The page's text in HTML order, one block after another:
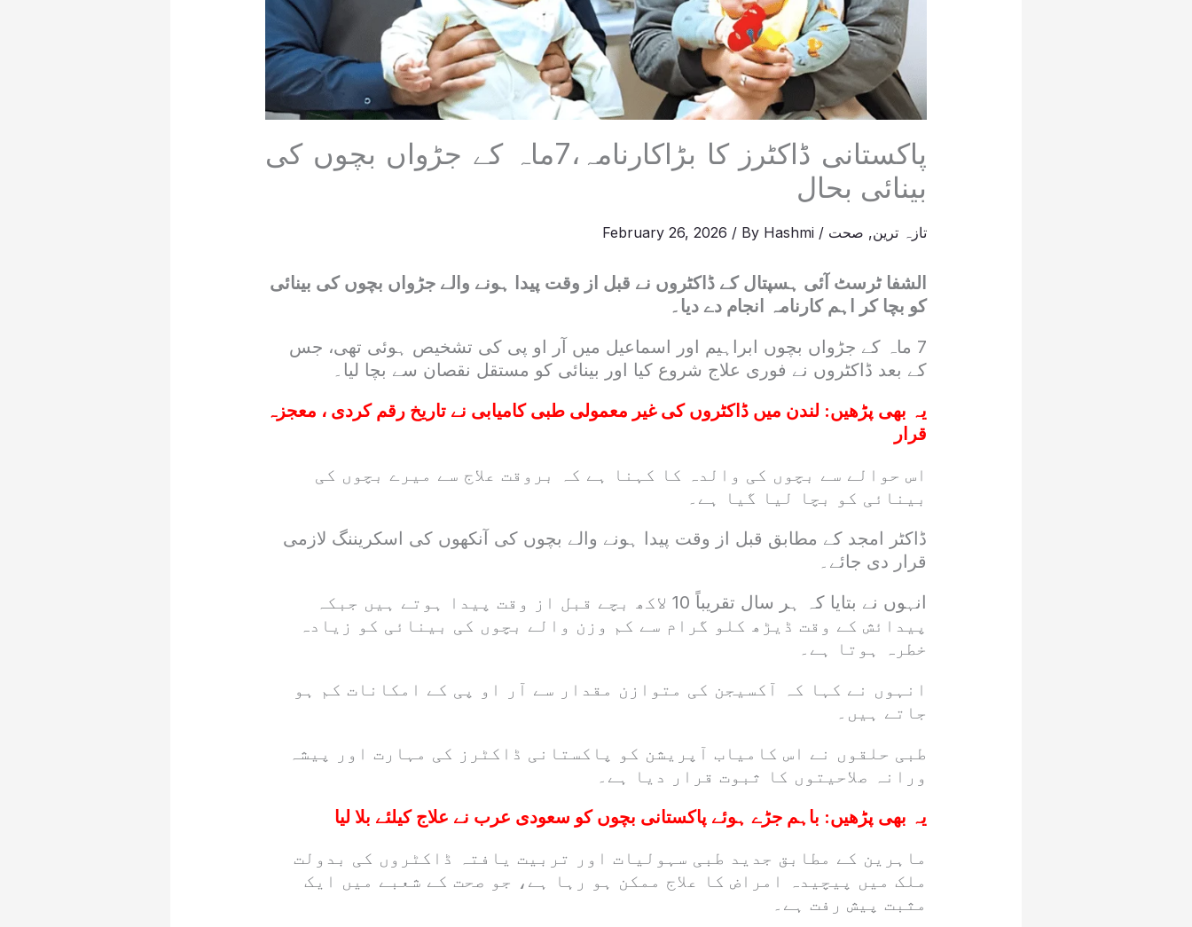
پاکستانی ڈاکٹرز کا بڑاکارنامہ،7ماہ کے جڑواں بچوں کی
بینائی بحال
تازہ ترین, صحت /
February 26, 2026 / By Hashmi
الشفا ٹرسٹ آئی ہسپتال کے ڈاکٹروں نے قبل از وقت پیدا ہونے والے جڑواں بچوں کی بینائی
کو بچا کر اہم کارنامہ انجام دے دیا۔
7 ماہ کے جڑواں بچوں ابراہیم اور اسماعیل میں آر او پی کی تشخیص ہوئی تھی، جس
کے بعد ڈاکٹروں نے فوری علاج شروع کیا اور بینائی کو مستقل نقصان سے بچا لیا۔
یہ بھی پڑھیں: لندن میں ڈاکٹروں کی غیر معمولی طبی کامیابی نے تاریخ رقم کردی ، معجزہ
قرار
اس حوالے سے بچوں کی والدہ کا کہنا ہے کہ بروقت علاج سے میرے بچوں کی
بینائی کو بچا لیا گیا ہے۔
ڈاکٹر امجد کے مطابق قبل از وقت پیدا ہونے والے بچوں کی آنکھوں کی اسکریننگ لازمی
قرار دی جائے۔
انہوں نے بتایا کہ ہر سال تقریباً 10 لاکھ بچے قبل از وقت پیدا ہوتے ہیں جبکہ
پیدائش کے وقت ڈیڑھ کلو گرام سے کم وزن والے بچوں کی بینائی کو زیادہ
خطرہ ہوتا ہے۔
انہوں نے کہا کہ آکسیجن کی متوازن مقدار سے آر او پی کے امکانات کم ہو
جاتے ہیں۔
طبی حلقوں نے اس کامیاب آپریشن کو پاکستانی ڈاکٹرز کی مہارت اور پیشہ
ورانہ صلاحیتوں کا ثبوت قرار دیا ہے۔
یہ بھی پڑھیں: باہم جڑے ہوئے پاکستانی بچوں کو سعودی عرب نے علاج کیلئے بلا لیا
ماہرین کے مطابق جدید طبی سہولیات اور تربیت یافتہ ڈاکٹروں کی بدولت
ملک میں پیچیدہ امراض کا علاج ممکن ہو رہا ہے، جو صحت کے شعبے میں ایک
مثبت پیش رفت ہے۔